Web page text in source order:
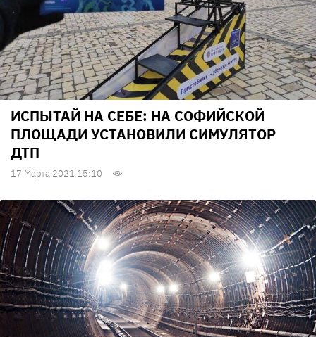
ИСПЫТАЙ НА СЕБЕ: НА СОФИЙСКОЙ
ПЛОЩАДИ УСТАНОВИЛИ СИМУЛЯТОР
ДТП
17 Марта 2021 15:10